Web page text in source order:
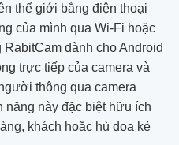
thế giới bằng điện thoại
của mình qua Wi-Fi hoặc
dành cho Android
trực tiếp của camera và
thông qua camera
năng này đặc biệt hữu ích
khách hoặc hù dọa kẻ